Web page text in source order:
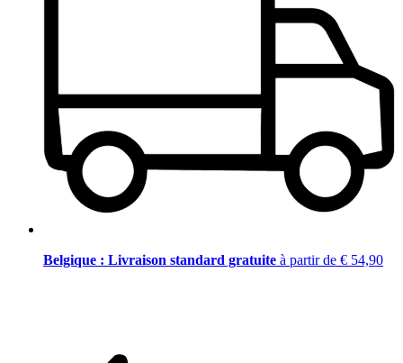
Belgique : Livraison standard gratuite à partir de € 54,90